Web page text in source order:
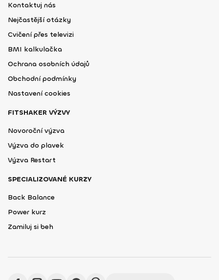
Kontaktuj nás
Nejčastější otázky
Cvičení přes televizi
BMI kalkulačka
Ochrana osobních údajů
Obchodní podmínky
Nastavení cookies
FITSHAKER VÝZVY
Novoroční výzva
Výzva do plavek
Výzva Restart
SPECIALIZOVANÉ KURZY
Back Balance
Power kurz
Zamiluj si beh